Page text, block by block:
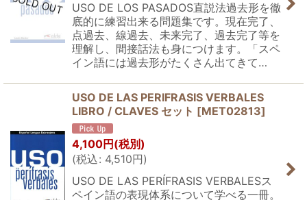
USO DE LOS PASADOS直説法過去形を徹
底的に練習出来る問題集です。現在完了、
点過去、線過去、未来完了、過去完了等を
理解し、間接話法も身につけます。「スペ
イン語には過去形がたくさん出てきて…
USO DE LAS PERIFRASIS VERBALES
LIBRO / CLAVES セット [MET02813]
4,100円(税別)
(税込: 4,510円)
USO DE LAS PERÍFRASIS VERBALESス
ペイン語の表現体系について学べる一冊。